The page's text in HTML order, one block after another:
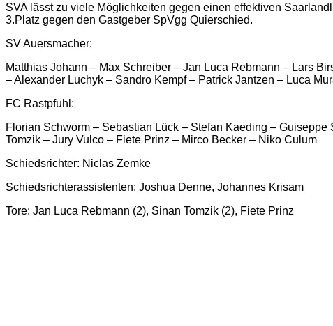
SVA lässt zu viele Möglichkeiten gegen einen effektiven
3.Platz gegen den Gastgeber SpVgg Quierschied.
SV Auersmacher:
Matthias Johann – Max Schreiber – Jan Luca Rebmann – Lars
– Alexander Luchyk – Sandro Kempf – Patrick Jantzen – Luca
FC Rastpfuhl:
Florian Schworm – Sebastian Lück – Stefan Kaeding –
Tomzik – Jury Vulco – Fiete Prinz – Mirco Becker – Niko Culum
Schiedsrichter: Niclas Zemke
Schiedsrichterassistenten: Joshua Denne, Johannes Krisam
Tore: Jan Luca Rebmann (2), Sinan Tomzik (2), Fiete Prinz